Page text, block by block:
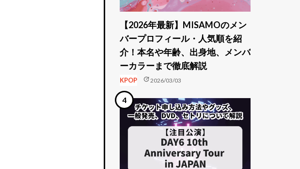
【2026年最新】MISAMOのメン
バープロフィール・人気順を紹
介！本名や年齢、出身地、メンバ
ーカラーまで徹底解説
KPOP update2026/03/03